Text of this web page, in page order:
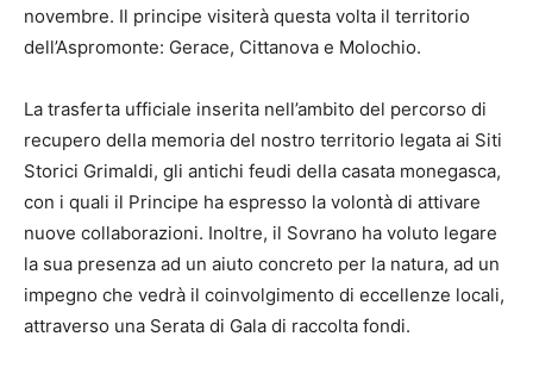
novembre. Il principe visiterà questa volta il territorio
dell’Aspromonte: Gerace, Cittanova e Molochio.
La trasferta ufficiale inserita nell’ambito del percorso di
recupero della memoria del nostro territorio legata ai Siti
Storici Grimaldi, gli antichi feudi della casata monegasca,
con i quali il Principe ha espresso la volontà di attivare
nuove collaborazioni. Inoltre, il Sovrano ha voluto legare
la sua presenza ad un aiuto concreto per la natura, ad un
impegno che vedrà il coinvolgimento di eccellenze locali,
attraverso una Serata di Gala di raccolta fondi.